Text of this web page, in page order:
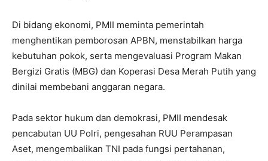
Di bidang ekonomi, PMII meminta pemerintah
menghentikan pemborosan APBN, menstabilkan harga
kebutuhan pokok, serta mengevaluasi Program Makan
Bergizi Gratis (MBG) dan Koperasi Desa Merah Putih yang
dinilai membebani anggaran negara.
Pada sektor hukum dan demokrasi, PMII mendesak
pencabutan UU Polri, pengesahan RUU Perampasan
Aset, mengembalikan TNI pada fungsi pertahanan,